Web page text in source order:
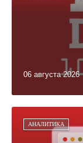
06 августа 2026
АНАЛИТИКА